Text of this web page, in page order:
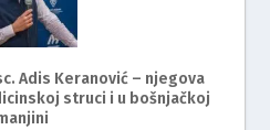
Adis Keranović – njegova
struci i u bošnjačkoj